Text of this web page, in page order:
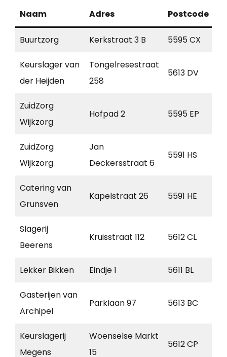
Naam Adres Postcode
Buurtzorg Kerkstraat 3 B 5595 CX
Keurslager van
der Heijden
Tongelresestraat
258
5613 DV
ZuidZorg
Wijkzorg
Hofpad 2 5595 EP
ZuidZorg
Wijkzorg
Jan
Deckersstraat 6
5591 HS
Catering van
Grunsven
Kapelstraat 26 5591 HE
Slagerij
Beerens
Kruisstraat 112 5612 CL
Lekker Bikken Eindje 1 5611 BL
Gasterijen van
Archipel
Parklaan 97 5613 BC
Keurslagerij
Megens
Woenselse Markt
15
5612 CP